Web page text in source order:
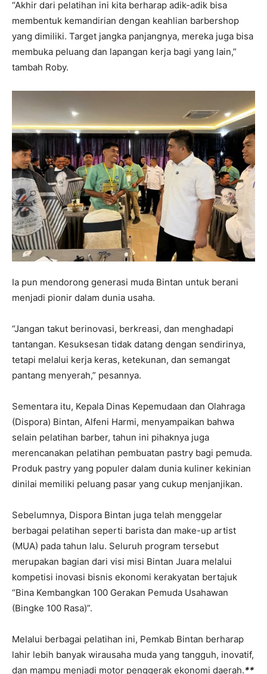
“Akhir dari pelatihan ini kita berharap adik-adik bisa
membentuk kemandirian dengan keahlian barbershop
yang dimiliki. Target jangka panjangnya, mereka juga bisa
membuka peluang dan lapangan kerja bagi yang lain,”
tambah Roby.
Ia pun mendorong generasi muda Bintan untuk berani
menjadi pionir dalam dunia usaha.
“Jangan takut berinovasi, berkreasi, dan menghadapi
tantangan. Kesuksesan tidak datang dengan sendirinya,
tetapi melalui kerja keras, ketekunan, dan semangat
pantang menyerah,” pesannya.
Sementara itu, Kepala Dinas Kepemudaan dan Olahraga
(Dispora) Bintan, Alfeni Harmi, menyampaikan bahwa
selain pelatihan barber, tahun ini pihaknya juga
merencanakan pelatihan pembuatan pastry bagi pemuda.
Produk pastry yang populer dalam dunia kuliner kekinian
dinilai memiliki peluang pasar yang cukup menjanjikan.
Sebelumnya, Dispora Bintan juga telah menggelar
berbagai pelatihan seperti barista dan make-up artist
(MUA) pada tahun lalu. Seluruh program tersebut
merupakan bagian dari visi misi Bintan Juara melalui
kompetisi inovasi bisnis ekonomi kerakyatan bertajuk
“Bina Kembangkan 100 Gerakan Pemuda Usahawan
(Bingke 100 Rasa)”.
Melalui berbagai pelatihan ini, Pemkab Bintan berharap
lahir lebih banyak wirausaha muda yang tangguh, inovatif,
dan mampu menjadi motor penggerak ekonomi daerah.**